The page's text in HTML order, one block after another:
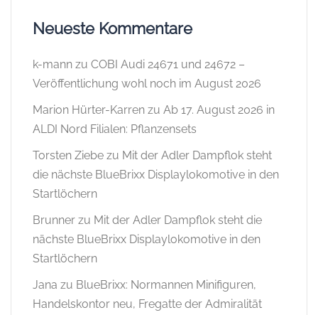
Neueste Kommentare
k-mann zu COBI Audi 24671 und 24672 –
Veröffentlichung wohl noch im August 2026
Marion Hürter-Karren zu Ab 17. August 2026 in
ALDI Nord Filialen: Pflanzensets
Torsten Ziebe zu Mit der Adler Dampflok steht
die nächste BlueBrixx Displaylokomotive in den
Startlöchern
Brunner zu Mit der Adler Dampflok steht die
nächste BlueBrixx Displaylokomotive in den
Startlöchern
Jana zu BlueBrixx: Normannen Minifiguren,
Handelskontor neu, Fregatte der Admiralität